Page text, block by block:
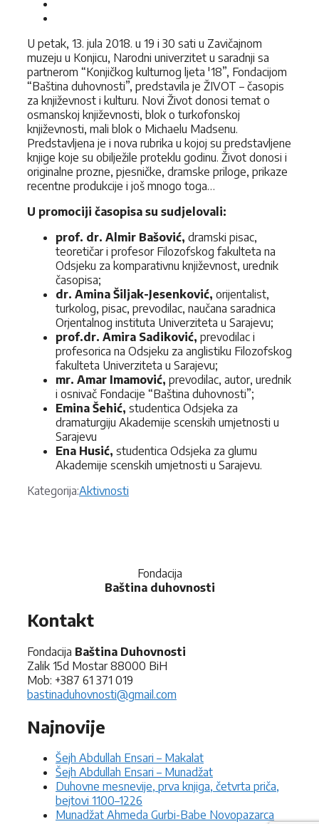
U petak, 13. jula 2018. u 19 i 30 sati u Zavičajnom
muzeju u Konjicu, Narodni univerzitet u saradnji sa
partnerom “Konjičkog kulturnog ljeta '18”, Fondacijom
“Baština duhovnosti”, predstavila je ŽIVOT – časopis
za književnost i kulturu. Novi Život donosi temat o
osmanskoj književnosti, blok o turkofonskoj
književnosti, mali blok o Michaelu Madsenu.
Predstavljena je i nova rubrika u kojoj su predstavljene
knjige koje su obilježile proteklu godinu. Život donosi i
originalne prozne, pjesničke, dramske priloge, prikaze
recentne produkcije i još mnogo toga…
U promociji časopisa su sudjelovali:
prof. dr. Almir Bašović, dramski pisac,
teoretičar i profesor Filozofskog fakulteta na
Odsjeku za komparativnu književnost, urednik
časopisa;
dr. Amina Šiljak-Jesenković, orijentalist,
turkolog, pisac, prevodilac, naučana saradnica
Orjentalnog instituta Univerziteta u Sarajevu;
prof.dr. Amira Sadiković, prevodilac i
profesorica na Odsjeku za anglistiku Filozofskog
fakulteta Univerziteta u Sarajevu;
mr. Amar Imamović, prevodilac, autor, urednik
i osnivač Fondacije “Baština duhovnosti”;
Emina Šehić, studentica Odsjeka za
dramaturgiju Akademije scenskih umjetnosti u
Sarajevu
Ena Husić, studentica Odsjeka za glumu
Akademije scenskih umjetnosti u Sarajevu.
Kategorija:Kategorije
Aktivnosti
Fondacija
Baština duhovnosti
Kontakt
Fondacija Baština Duhovnosti
Zalik 15d Mostar 88000 BiH
Mob: +387 61 371 019
bastinaduhovnosti@gmail.com
Najnovije
Šejh Abdullah Ensari – Makalat
Šejh Abdullah Ensari – Munadžat
Duhovne mesnevije, prva knjiga, četvrta priča,
bejtovi 1100–1226
Munadžat Ahmeda Gurbi-Babe Novopazarca